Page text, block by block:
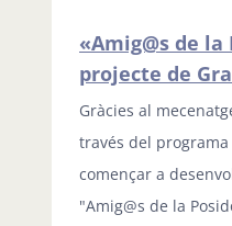
«Amig@s de
projecte de
Gràcies al
través del
començar a
"Amig@s de la